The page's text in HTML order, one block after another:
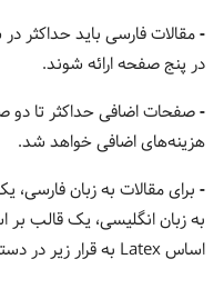
-مقالات فارسی باید حداکثر
در پنج صفحه ارائه شوند.
-صفحات اضافی حداکثر تا دو
هزینه‌های اضافی خواهد شد.
-
اساس Latex به قرار زیر در دسترس نویسندگان محترم قرار می­‌گیرد.